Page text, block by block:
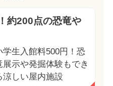
約200点の恐竜や
学生入館料500円！恐
展示や発掘体験もでき
涼しい屋内施設